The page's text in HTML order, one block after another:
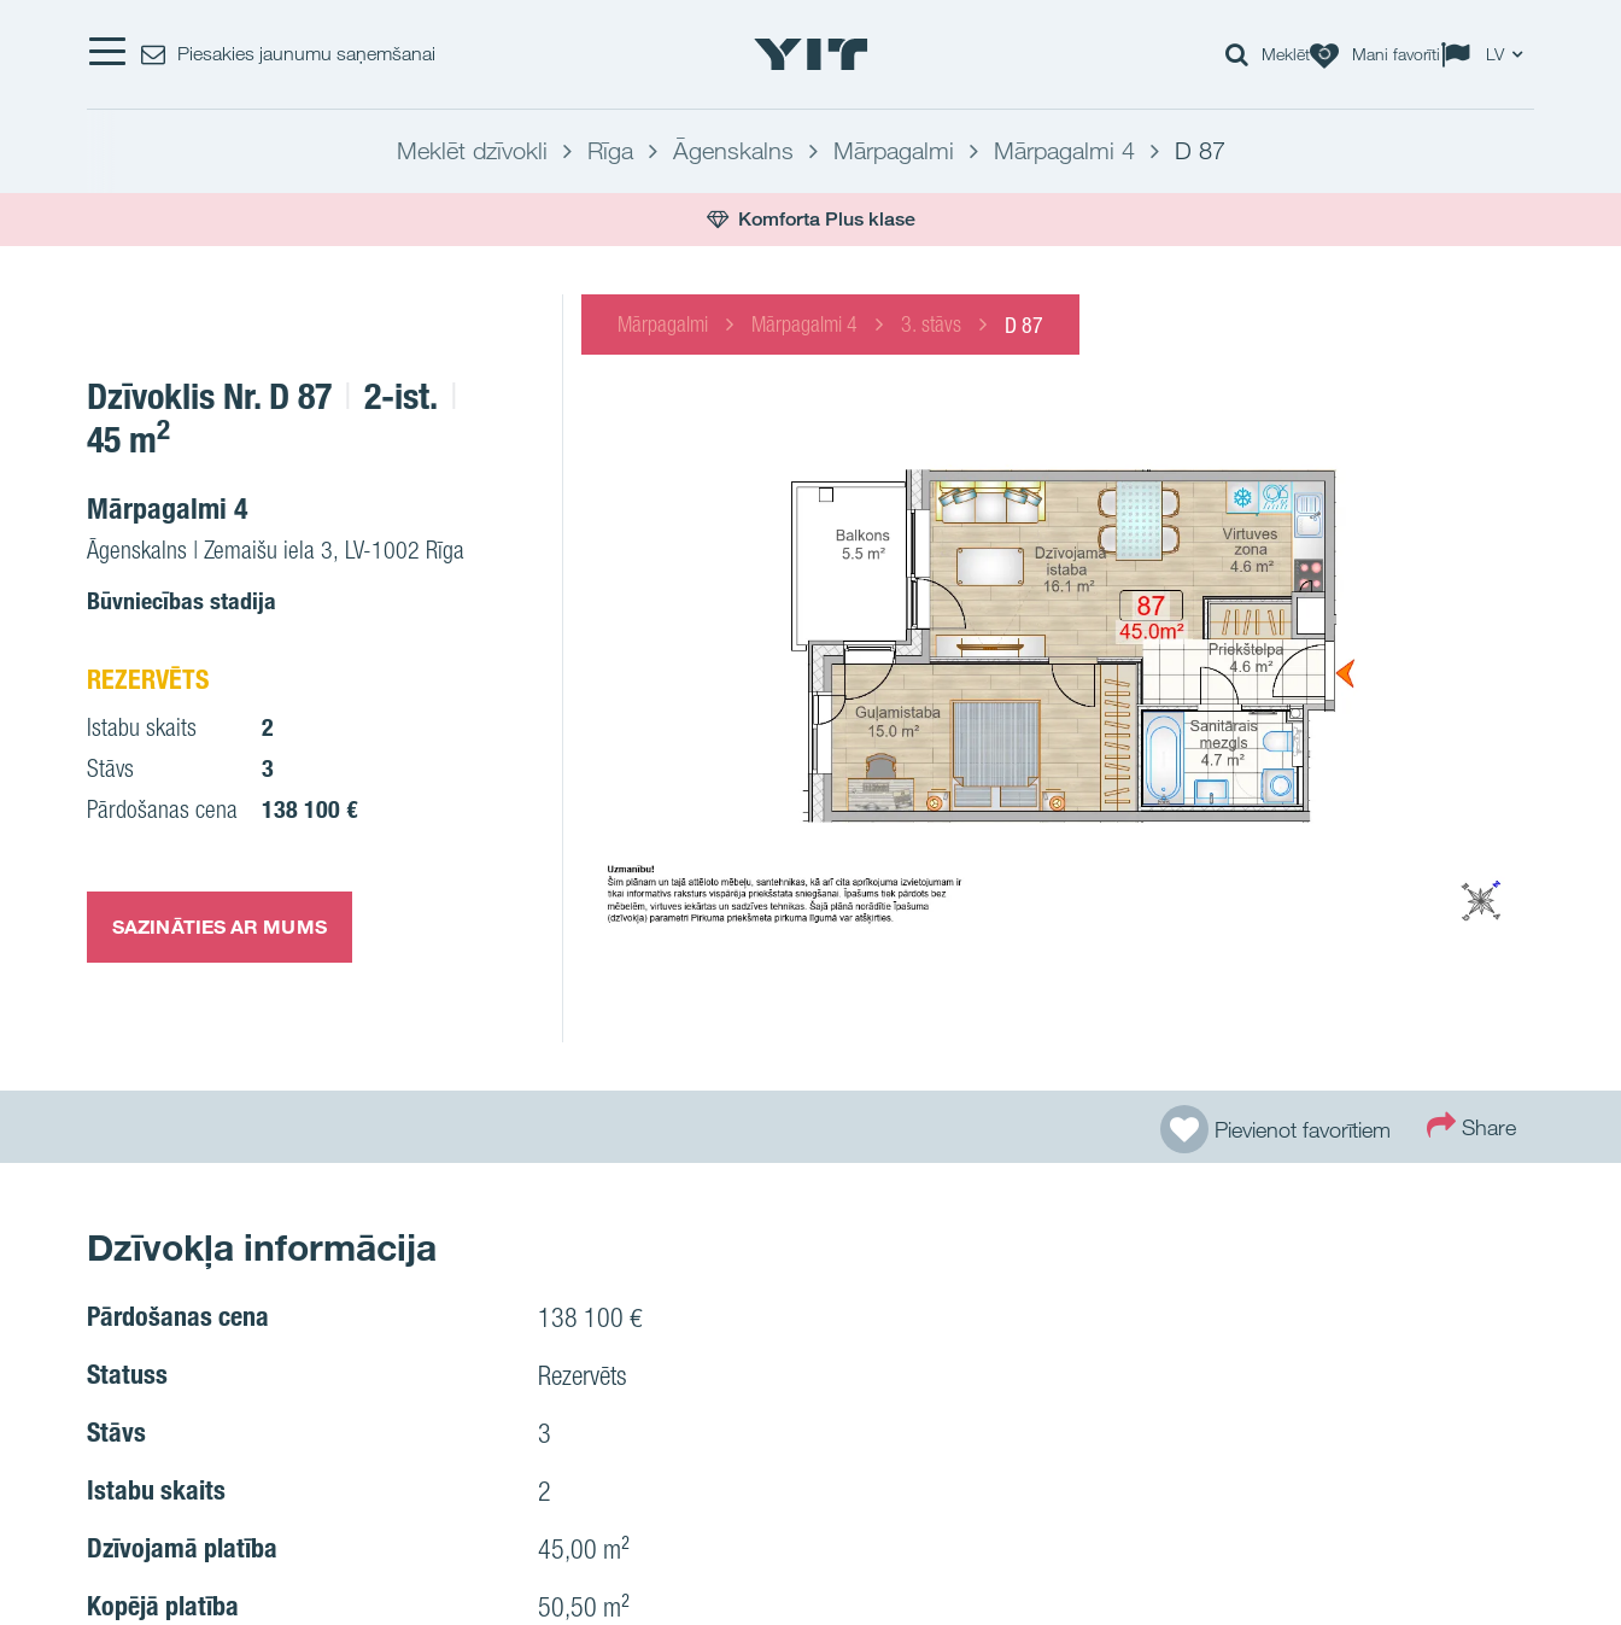
Piesakies jaunumu saņemšanai Meklēt Mani favorīti LV
Meklēt dzīvokli Rīga Āgenskalns Mārpagalmi Mārpagalmi 4 D 87
Komforta Plus klase
Mārpagalmi Mārpagalmi 4 3. stāvs D 87
Dzīvoklis Nr. D 87
2-ist.
45 m2
Mārpagalmi 4
Āgenskalns | Zemaišu iela 3, LV-1002 Rīga
Būvniecības stadija
REZERVĒTS
Istabu skaits
2
Stāvs
3
Pārdošanas cena
138 100 €
SAZINĀTIES AR MUMS
Pievienot favorītiem Share
Dzīvokļa informācija
Pārdošanas cena 138 100 €
Statuss Rezervēts
Stāvs 3
Istabu skaits 2
Dzīvojamā platība 45,00 m²
Kopējā platība 50,50 m²